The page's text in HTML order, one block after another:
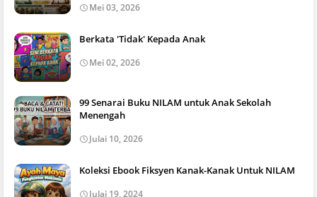
Mei 03, 2026
Berkata 'Tidak' Kepada Anak
Mei 02, 2026
99 Senarai Buku NILAM untuk Anak Sekolah
Menengah
Julai 10, 2026
Koleksi Ebook Fiksyen Kanak-Kanak Untuk NILAM
Julai 19, 2024